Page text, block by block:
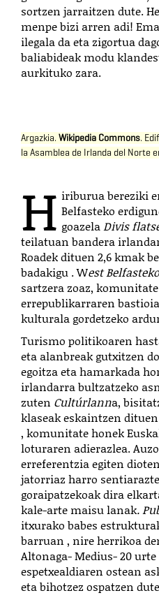
sortzen jarraitzen dute.
menpe bizi arren adi!
ilegala da eta zigortua
baliabideak modu
aurkituko zara.
Argazkia. Wikipedia Commons.
la Asamblea de Irlanda del Norte
H iriburua bereziki
Belfasteko
goazelaDivis
teilatuan bandera
Roadek dituen 2,6 kmak
badakigu . West
sartzera zoaz,
errepublikarraren
kulturala gordetzeko
Turismo politikoaren
eta alanbreak gutxitzen
egoitza eta hamarkada
irlandarra bultzatzeko
zuten Cultúrlanna,
klaseak eskaintzen
, komunitate honek
loturaren adierazlea.
erreferentzia egiten
jatorriaz harro
goraipatzekoak dira
kale-arte maisu lanak.
itxurako babes
barruan , nire herrikoa
Altonaga- Medius- 20
espetxealdiaren ostean
eta bihotzez ospatzen